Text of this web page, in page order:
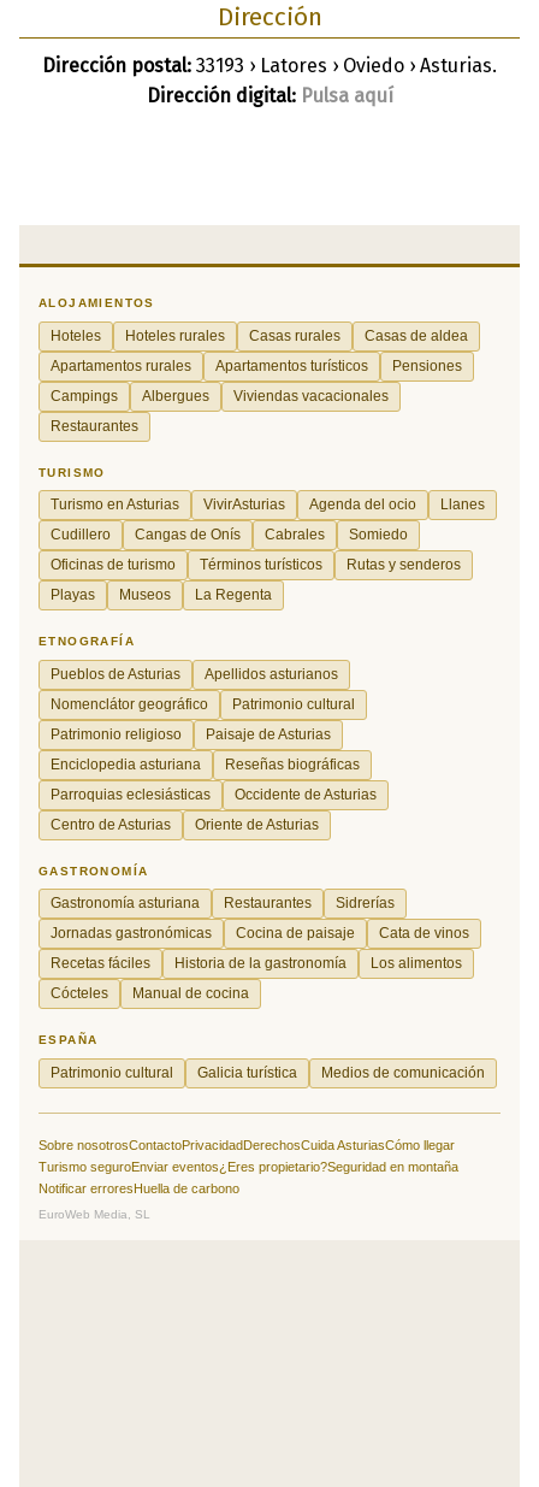
Dirección
Dirección postal: 33193 › Latores › Oviedo › Asturias.
Dirección digital: Pulsa aquí